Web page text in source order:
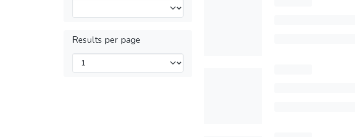
Results per page